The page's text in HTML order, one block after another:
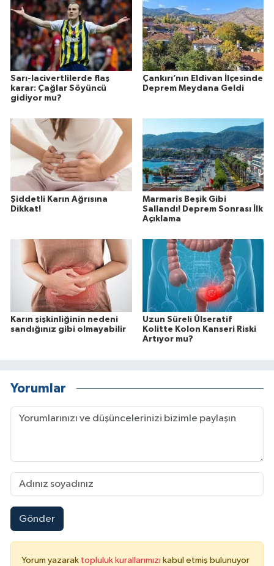
Sarı-lacivertlilerde flaş
karar: Çağlar Söyüncü
gidiyor mu?
Çankırı’nın Eldivan İlçesinde
Deprem Meydana Geldi
Şiddetli Karın Ağrısına
Dikkat!
Marmaris Beşik Gibi
Sallandı! Deprem Sonrası İlk
Açıklama
Karın şişkinliğinin nedeni
sandığınız gibi olmayabilir
Uzun Süreli Ülseratif
Kolitte Kolon Kanseri Riski
Artıyor mu?
Yorumlar
Gönder
Yorum yazarak topluluk kurallarımızı kabul etmiş bulunuyor